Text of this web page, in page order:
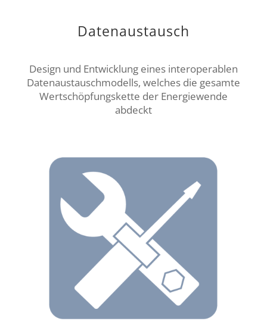
Datenaustausch
Design und Entwicklung eines interoperablen
Datenaustauschmodells, welches die gesamte
Wertschöpfungskette der Energiewende
abdeckt